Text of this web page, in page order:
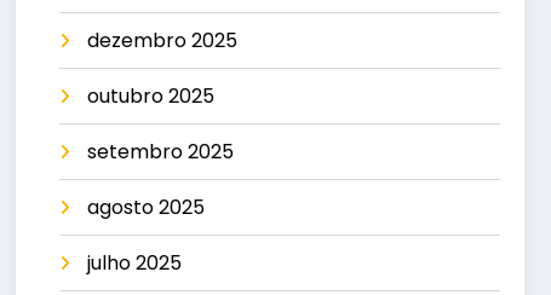
dezembro 2025
outubro 2025
setembro 2025
agosto 2025
julho 2025